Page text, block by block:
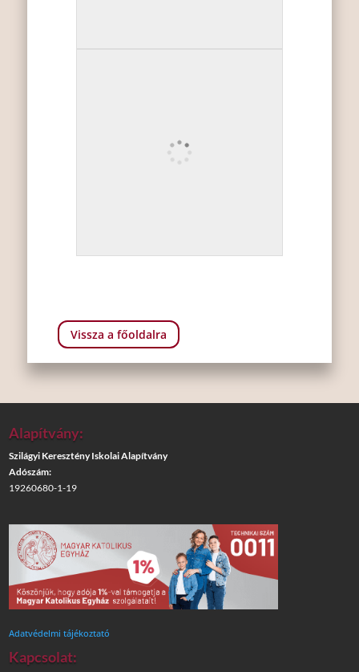
Vissza a főoldalra
Alapítvány:
Szilágyi Keresztény Iskolai Alapítvány
Adószám:
19260680-1-19
Adatvédelmi tájékoztató
Kapcsolat: